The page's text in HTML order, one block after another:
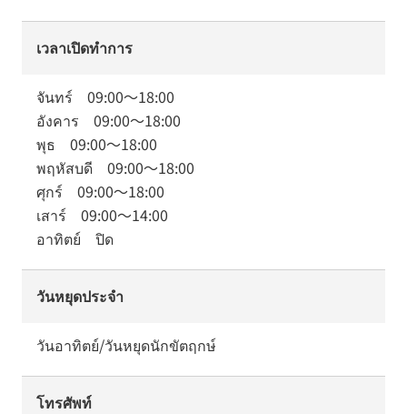
เวลาเปิดทำการ
จันทร์ 09:00～18:00
อังคาร 09:00～18:00
พุธ 09:00～18:00
พฤหัสบดี 09:00～18:00
ศุกร์ 09:00～18:00
เสาร์ 09:00～14:00
อาทิตย์ ปิด
วันหยุดประจำ
วันอาทิตย์/วันหยุดนักขัตฤกษ์
โทรศัพท์